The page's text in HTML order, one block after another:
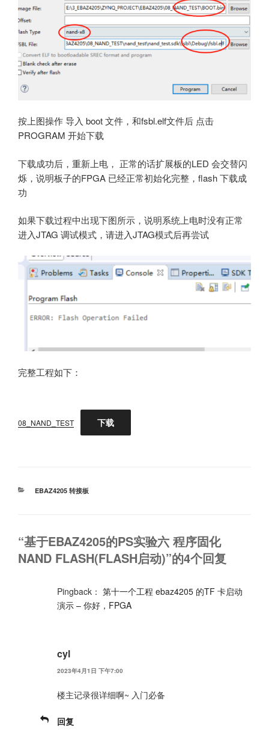
按上图操作 导入 boot 文件，和fsbl.elf文件后 点击
PROGRAM 开始下载
下载成功后，重新上电， 正常的话扩展板的LED 会交替闪
烁，说明板子的FPGA 已经正常初始化完整，flash 下载成
功
如果下载过程中出现下图所示，说明系统上电时没有正常
进入JTAG 调试模式，请进入JTAG模式后再尝试
完整工程如下：
08_NAND_TEST 下载
分
EBAZ4205 转接板
“基于EBAZ4205的PS实验六 程序固化
NAND FLASH(FLASH启动)”的4个回复
Pingback： 第十一个工程 ebaz4205 的TF 卡启动
演示 – 你好，FPGA
cyl
2023年4月1日 下午7:00
楼主记录很详细啊~ 入门必备
回复